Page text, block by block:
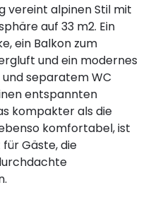
vereint alpinen Stil mit
auf 33 m2. Ein
ein Balkon zum
und ein modernes
separatem WC
entspannten
kompakter als die
komfortabel, ist
Gäste, die